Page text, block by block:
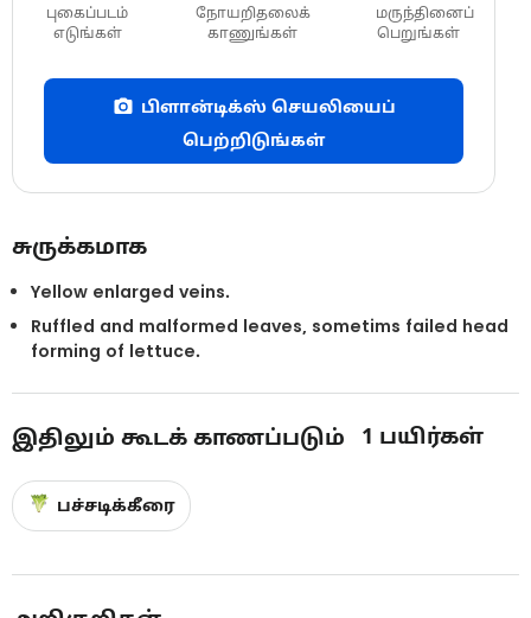
புகைப்படம்
எடுங்கள்
நோயறிதலைக்
காணுங்கள்
மருந்தினைப்
பெறுங்கள்
பிளான்டிக்ஸ் செயலியைப்
பெற்றிடுங்கள்
சுருக்கமாக
Yellow enlarged veins.
Ruffled and malformed leaves, sometims failed head
forming of lettuce.
இதிலும் கூடக் காணப்படும் 1 பயிர்கள்
பச்சடிக்கீரை